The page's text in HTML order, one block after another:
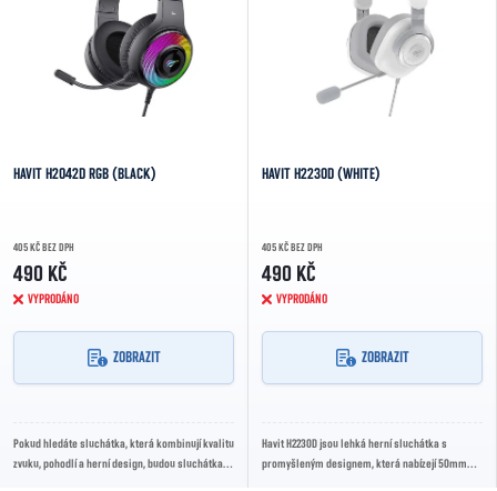
HAVIT H2042D RGB (BLACK)
405 KČ BEZ DPH
490 KČ
VYPRODÁNO
ZOBRAZIT
Pokud hledáte sluchátka, která kombinují kvalitu
zvuku, pohodlí a herní design, budou sluchátka
HAVIT H2230D (WHITE)
405 KČ BEZ DPH
490 KČ
VYPRODÁNO
ZOBRAZIT
Havit H2230D jsou lehká herní sluchátka s
promyšleným designem, která nabízejí 50mm